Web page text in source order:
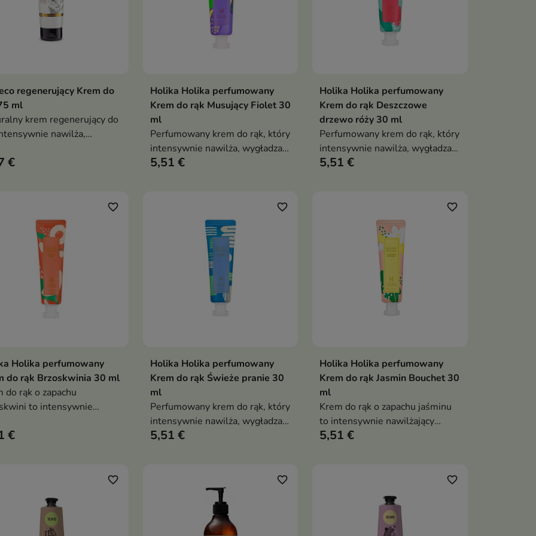
Dodaj do koszyka
regenerujący Krem do
ml
krem regenerujący do
nawilża,
popękanej oraz
€
Dodaj do koszyka
Holika Holika perfumowany
Krem do rąk Musujący Fiolet 30
ml
Perfumowany krem do rąk, który
intensywnie nawilża, wygładza i
pozostawia dłonie miękkie oraz
5,51 €
Dodaj do koszyka
Holika Holika perfumowany
Krem do rąk Deszczowe
drzewo róży 30 ml
Perfumowany krem do rąk, który
intensywnie nawilża, wygładza
skórę dłoni i pozostawia
5,51 €
Dodaj do koszyka
favorite_border
Holika perfumowany
do rąk Brzoskwinia 30 ml
do rąk o zapachu
to intensywnie
odżywia i pozostawia
€
Dodaj do koszyka
favorite_border
Holika Holika perfumowany
Krem do rąk Świeże pranie 30
ml
Perfumowany krem do rąk, który
intensywnie nawilża, wygładza
skórę dłoni i pozostawia
5,51 €
Dodaj do koszyka
favorite_border
Holika Holika perfumowany
Krem do rąk Jasmin Bouchet 30
ml
Krem do rąk o zapachu jaśminu
to intensywnie nawilżający
krem, który wygładza, odżywia i
5,51 €
favorite_border favorite_border favorite_border